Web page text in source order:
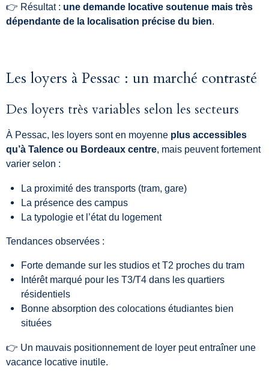
👉 Résultat : une demande locative soutenue mais très
dépendante de la localisation précise du bien.
Les loyers à Pessac : un marché contrasté
Des loyers très variables selon les secteurs
À Pessac, les loyers sont en moyenne plus accessibles
qu’à Talence ou Bordeaux centre, mais peuvent fortement
varier selon :
La proximité des transports (tram, gare)
La présence des campus
La typologie et l’état du logement
Tendances observées :
Forte demande sur les studios et T2 proches du tram
Intérêt marqué pour les T3/T4 dans les quartiers
résidentiels
Bonne absorption des colocations étudiantes bien
situées
👉 Un mauvais positionnement de loyer peut entraîner une
vacance locative inutile.